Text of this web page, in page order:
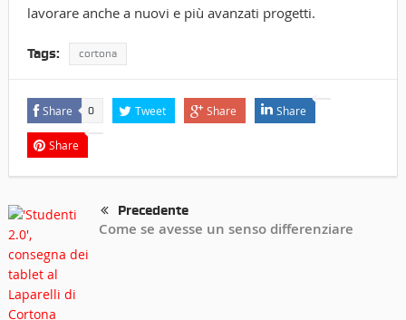
lavorare anche a nuovi e più avanzati progetti.
Tags: cortona
Share 0 Tweet Share Share
Share
Precedente
Come se avesse un senso differenziare